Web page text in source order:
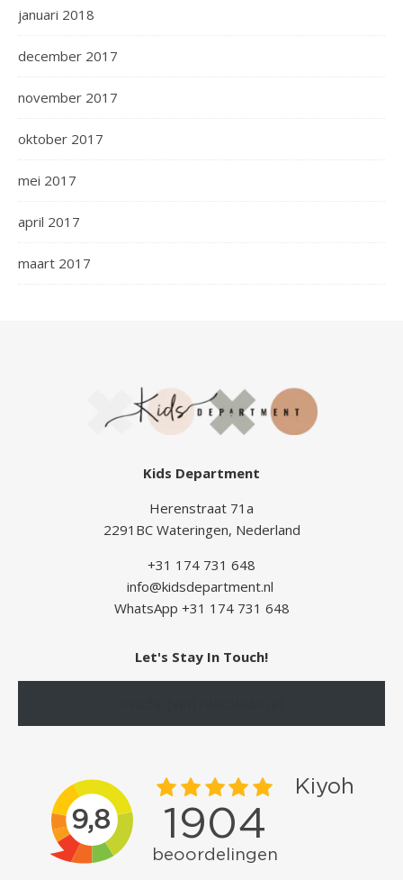
januari 2018
december 2017
november 2017
oktober 2017
mei 2017
april 2017
maart 2017
Kids Department
Herenstraat 71a
2291BC Wateringen, Nederland
+31 174 731 648
info@kidsdepartment.nl
WhatsApp +31 174 731 648
Let's Stay In Touch!